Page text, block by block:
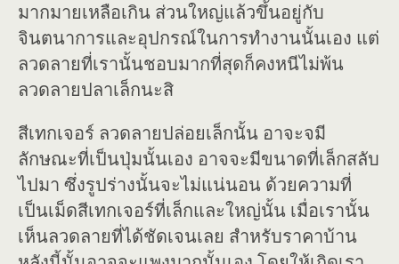
มากมายเหลือเกิน ส่วนใหญ่แล้วขึ้นอยู่กับ
จินตนาการและอุปกรณ์ในการทำงานนั้นเอง แต่
ลวดลายที่เรานั้นชอบมากที่สุดก็คงหนีไม่พ้น
ลวดลายปลาเล็กนะสิ
สีเทกเจอร์ ลวดลายปล่อยเล็กนั้น อาจะจมี
ลักษณะที่เป็นปุ่มนั้นเอง อาจจะมีขนาดที่เล็กสลับ
ไปมา ซึ่งรูปร่างนั้นจะไม่แน่นอน ด้วยความที่
เป็นเม็ดสีเทกเจอร์ที่เล็กและใหญ่นั้น เมื่อเรานั้น
เห็นลวดลายที่ได้ชัดเจนเลย สำหรับราคาบ้าน